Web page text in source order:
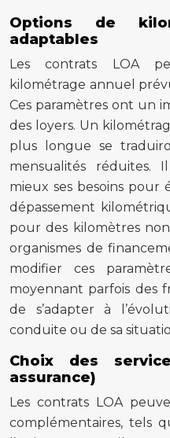
Options de
adaptables
Les contrats LOA
kilométrage annuel
Ces paramètres ont un
des loyers. Un
plus longue se
mensualités réduites.
mieux ses besoins pour
dépassement
pour des kilomètres
organismes de
modifier ces
moyennant parfois des
de s’adapter à
conduite ou de sa
Choix des
assurance)
Les contrats LOA
complémentaires, tels